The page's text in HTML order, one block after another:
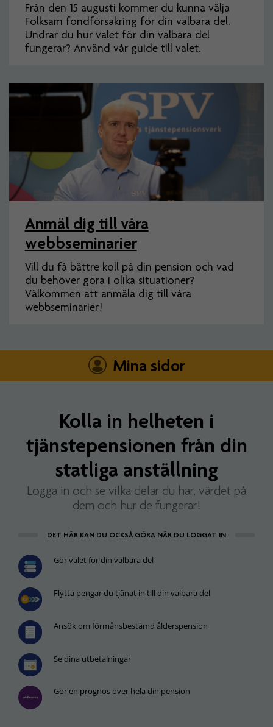
Från den 15 augusti kommer du kunna välja
Folksam fondförsäkring för din valbara del.
Undrar du hur valet för din valbara del
fungerar? Använd vår guide till valet.
Anmäl dig till våra
webbseminarier
Vill du få bättre koll på din pension och vad
du behöver göra i olika situationer?
Välkommen att anmäla dig till våra
webbseminarier!
Mina sidor
Kolla in helheten i
tjänstepensionen från din
statliga anställning
Logga in och se vilka delar du har, värdet på
dem och hur de fungerar!
DET HÄR KAN DU OCKSÅ GÖRA NÄR DU LOGGAT IN
Gör valet för din valbara del
Flytta pengar du tjänat in till din valbara del
Ansök om förmånsbestämd ålderspension
Se dina utbetalningar
Gör en prognos över hela din pension